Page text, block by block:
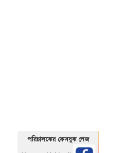
পরিচালকের ফেসবুক পেজ